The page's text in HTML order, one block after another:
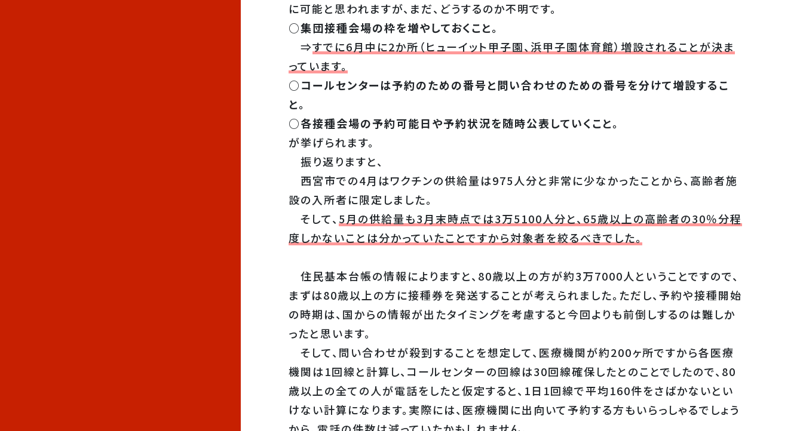
に可能と思われますが、まだ、どうするのか不明です。
○集団接種会場の枠を増やしておくこと。
⇒すでに6月中に2か所（ヒューイット甲子園、浜甲子園体育館）増設されることが決ま
っています。
○コールセンターは予約のための番号と問い合わせのための番号を分けて増設するこ
と。
○各接種会場の予約可能日や予約状況を随時公表していくこと。
が挙げられます。
振り返りますと、
西宮市での4月はワクチンの供給量は975人分と非常に少なかったことから、高齢者施
設の入所者に限定しました。
そして、 5月の供給量も3月末時点では3万5100人分と、65歳以上の高齢者の30％分程
度しかないことは分かっていたことですから対象者を絞るべきでした。
住民基本台帳の情報によりますと、80歳以上の方が約3万7000人ということですので、
まずは80歳以上の方に接種券を発送することが考えられました。ただし、予約や接種開始
の時期は、国からの情報が出たタイミングを考慮すると今回よりも前倒しするのは難しか
ったと思います。
そして、問い合わせが殺到することを想定して、医療機関が約200ヶ所ですから各医療
機関は1回線と計算し、コールセンターの回線は30回線確保したとのことでしたので、80
歳以上の全ての人が電話をしたと仮定すると、1日1回線で平均160件をさばかないとい
けない計算になります。実際には、医療機関に出向いて予約する方もいらっしゃるでしょう